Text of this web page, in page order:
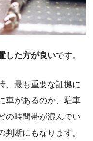
した方が良いです。
、最も重要な証拠に
車があるのか、駐車
の時間帯が混んでい
判断にもなります。